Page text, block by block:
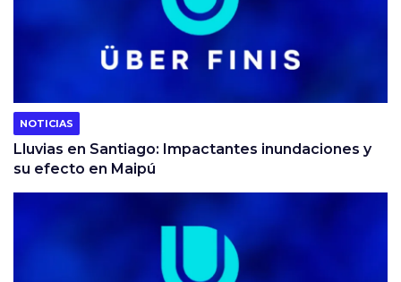
NOTICIAS
Lluvias en Santiago: Impactantes inundaciones y
su efecto en Maipú